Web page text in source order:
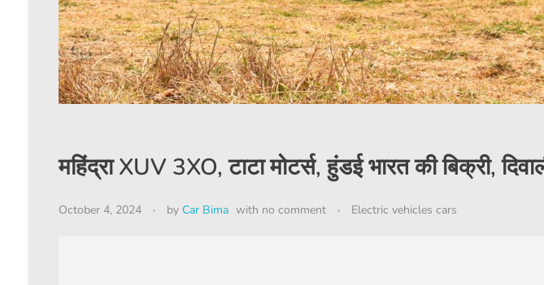
महिंद्रा XUV 3XO, टाटा मोटर्स, हुंडई भारत की बिक्री,
October 4, 2024 by Car Bima with no comment Electric vehicles cars